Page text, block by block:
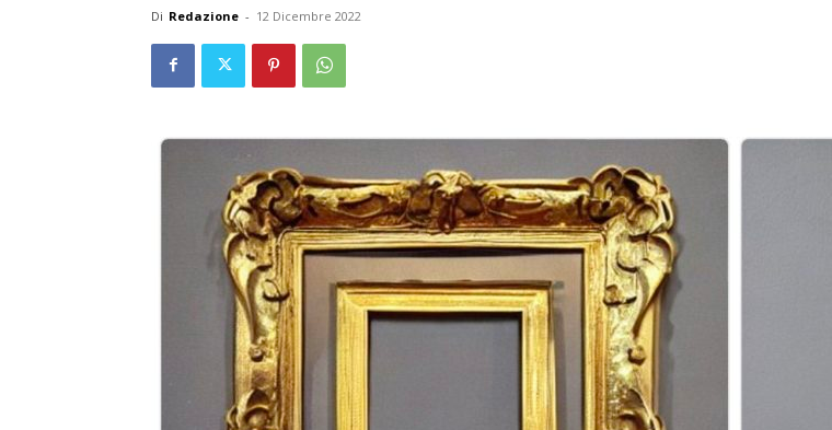
Di Redazione - 12 Dicembre 2022